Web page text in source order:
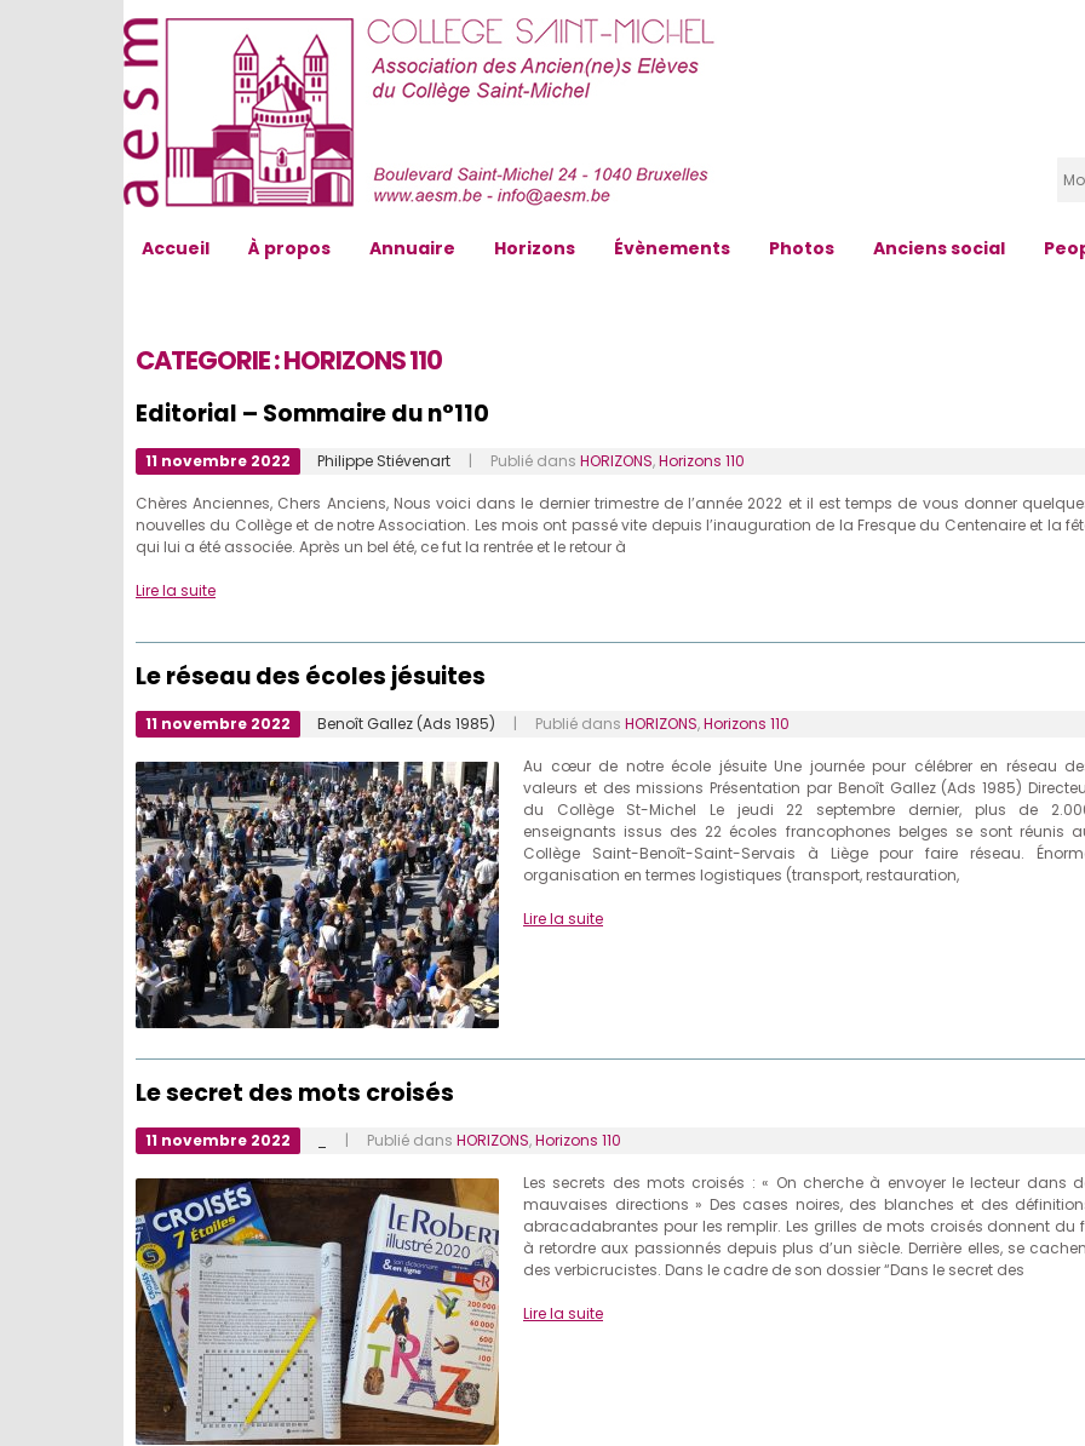
Accueil À propos Annuaire Horizons Évènements Photos Anciens social
CATEGORIE :HORIZONS 110
Editorial – Sommaire du n°110
11 novembre 2022 Philippe Stiévenart | Publié dans HORIZONS,Horizons 110
Chères Anciennes, Chers Anciens, Nous voici dans le dernier trimestre de l’année 2022 et il est temps de vous donner
nouvelles du Collège et de notre Association. Les mois ont passé vite depuis l’inauguration de la Fresque du Centenaire et la
qui lui a été associée. Après un bel été, ce fut la rentrée et le retour à
Lire la suite
Le réseau des écoles jésuites
11 novembre 2022 Benoît Gallez (Ads 1985) | Publié dans HORIZONS,Horizons 110
Au cœur de notre école jésuite Une journée pour célébrer en réseau
valeurs et des missions Présentation par Benoît Gallez (Ads 1985)
du Collège St-Michel Le jeudi 22 septembre dernier, plus de
enseignants issus des 22 écoles francophones belges se sont réunis
Collège Saint-Benoît-Saint-Servais à Liège pour faire réseau.
organisation en termes logistiques (transport, restauration,
Lire la suite
Le secret des mots croisés
11 novembre 2022 | Publié dans HORIZONS,Horizons 110
Les secrets des mots croisés : « On cherche à envoyer le lecteur dans
mauvaises directions » Des cases noires, des blanches et des
abracadabrantes pour les remplir. Les grilles de mots croisés donnent du
à retordre aux passionnés depuis plus d’un siècle. Derrière elles, se
des verbicrucistes. Dans le cadre de son dossier “Dans le secret des
Lire la suite